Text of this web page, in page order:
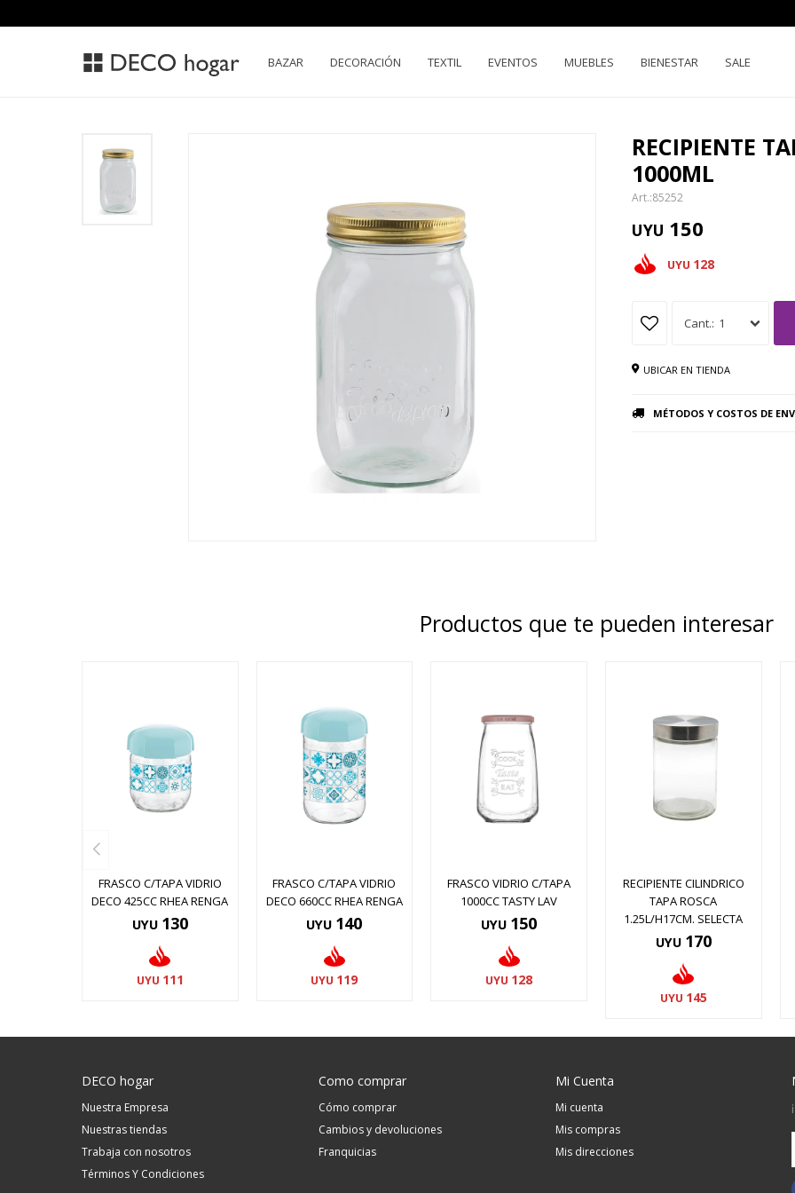
BAZAR DECORACIÓN TEXTIL EVENTOS MUEBLES BIENESTAR SALE
RECIPIENTE
1000ML
85252
UYU 150
UYU 128
1
UBICAR EN TIENDA
MÉTODOS Y COSTOS DE
Productos que te pueden interesar
FRASCO C/TAPA VIDRIO
DECO 425CC RHEA RENGA
UYU 130
UYU 111
FRASCO C/TAPA VIDRIO
DECO 660CC RHEA RENGA
UYU 140
UYU 119
FRASCO VIDRIO C/TAPA
1000CC TASTY LAV
UYU 150
UYU 128
RECIPIENTE CILINDRICO
TAPA ROSCA
1.25L/H17CM. SELECTA
UYU 170
UYU 145
DECO hogar
Nuestra Empresa
Nuestras tiendas
Trabaja con nosotros
Términos Y Condiciones
Como comprar
Cómo comprar
Cambios y devoluciones
Franquicias
Mi Cuenta
Mi cuenta
Mis compras
Mis direcciones